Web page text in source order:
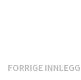
FORRIGE INNLEGG